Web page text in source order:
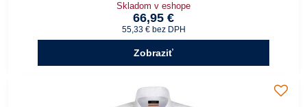
Skladom v eshope
66,95 €
55,33 € bez DPH
Zobraziť